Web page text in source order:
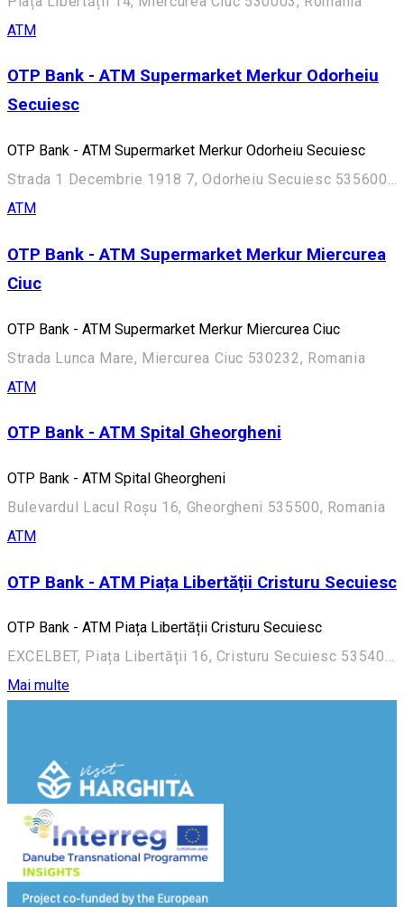
ATM
OTP Bank - ATM Supermarket Merkur Odorheiu
Secuiesc
OTP Bank - ATM Supermarket Merkur Odorheiu Secuiesc
Strada 1 Decembrie 1918 7, Odorheiu Secuiesc 535600, Romania
ATM
OTP Bank - ATM Supermarket Merkur Miercurea
Ciuc
OTP Bank - ATM Supermarket Merkur Miercurea Ciuc
Strada Lunca Mare, Miercurea Ciuc 530232, Romania
ATM
OTP Bank - ATM Spital Gheorgheni
OTP Bank - ATM Spital Gheorgheni
Bulevardul Lacul Roșu 16, Gheorgheni 535500, Romania
ATM
OTP Bank - ATM Piața Libertății Cristuru Secuiesc
OTP Bank - ATM Piața Libertății Cristuru Secuiesc
EXCELBET, Piața Libertății 16, Cristuru Secuiesc 535400, Romania
Mai multe